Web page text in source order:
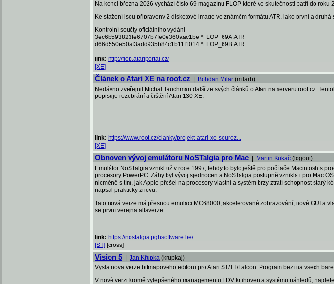
Na konci března 2026 vychází číslo 69 magazínu FLOP, které ve skutečnosti patří do
Ke stažení jsou připraveny 2 disketové image ve známém formátu ATR, jako první a druhá
Kontrolní součty oficiálního vydáni:
3ec6b593823fe6707b7fe0e360aac1be *FLOP_69A.ATR
d66d550e50af3add935b84c1b11f1014 *FLOP_69B.ATR
link: http://flop.atariportal.cz/
[XE]
Článek o Atari XE na root.cz Bohdan Milar (milarb)
Nedávno zveřejnil Michal Tauchman další ze svých článků o Atari na serveru root.cz.
popisuje rozebrání a čištění Atari 130 XE.
link: https://www.root.cz/clanky/projekt-atari-xe-souroz...
[XE]
Obnoven vývoj emulátoru NoSTalgia pro Mac Martin Kukač (logout)
Emulátor NoSTalgia vznikl už v roce 1997, tehdy to bylo ještě pro počítače Macintosh s
procesory PowerPC. Záhy byl vývoj sjednocen a NoSTalgia postupně vznikla i pro Mac
nicméně s tím, jak Apple přešel na procesory vlastní a systém brzy ztratí schopnost starý
napsal prakticky znovu.
Tato nová verze má přesnou emulaci MC68000, akcelerované zobrazování, nové GUI a
se první veřejná alfaverze.
link: https://nostalgia.pghsoftware.be/
[ST] [cross]
Vision 5 Jan Křupka (krupkaj)
Vyšla nová verze bitmapového editoru pro Atari ST/TT/Falcon. Program běží na všech
V nové verzi kromě vylepšeného managementu LDV knihoven a systému náhledů,